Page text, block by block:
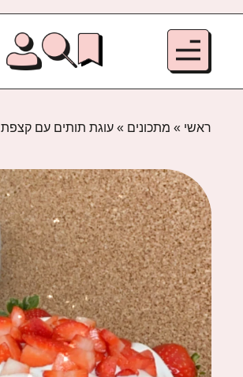
ראשי » מתכונים » עוגת תותים עם קצפת